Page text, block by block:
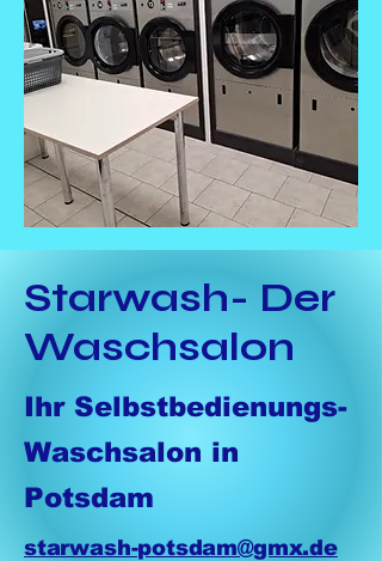
Starwash- Der
Waschsalon
Ihr Selbstbedienungs-
Waschsalon in
Potsdam
starwash-potsdam@gmx.de